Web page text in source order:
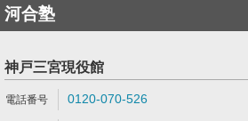
河合塾
神戸三宮現役館
0120-070-526